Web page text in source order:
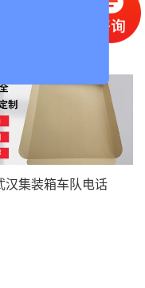
汉集装箱车队电话